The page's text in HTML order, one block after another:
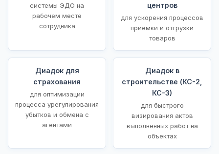
системы ЭДО на
рабочем месте
сотрудника
центров
для ускорения процессов
приемки и отгрузки
товаров
Диадок для
страхования
для оптимизации
процесса урегулирования
убытков и обмена с
агентами
Диадок в
строительстве (КС-2,
КС-3)
для быстрого
визирования актов
выполненных работ на
объектах